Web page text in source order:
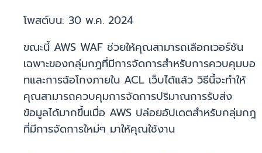
โพสต์บน: 30 พ.ค. 2024
ขณะนี้ AWS WAF ช่วยให้คุณสามารถเลือกเวอร์ชัน
เฉพาะของกลุ่มกฎที่มีการจัดการสำหรับการควบคุมบอ
ทและการฉ้อโกงภายใน ACL เว็บได้แล้ว วิธีนี้จะทำให้
คุณสามารถควบคุมการจัดการปริมาณการรับส่ง
ข้อมูลได้มากขึ้นเมื่อ AWS ปล่อยอัปเดตสำหรับกลุ่มกฎ
ที่มีการจัดการใหม่ๆ มาให้คุณใช้งาน